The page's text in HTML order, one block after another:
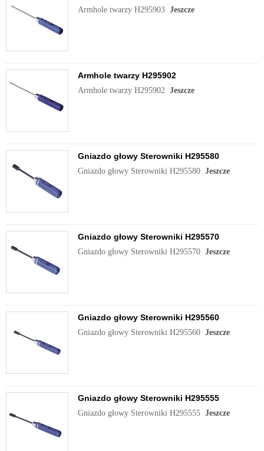
Armhole twarzy H295903 Jeszcze
Armhole twarzy H295902
Armhole twarzy H295902 Jeszcze
Gniazdo głowy Sterowniki H295580
Gniazdo głowy Sterowniki H295580 Jeszcze
Gniazdo głowy Sterowniki H295570
Gniazdo głowy Sterowniki H295570 Jeszcze
Gniazdo głowy Sterowniki H295560
Gniazdo głowy Sterowniki H295560 Jeszcze
Gniazdo głowy Sterowniki H295555
Gniazdo głowy Sterowniki H295555 Jeszcze